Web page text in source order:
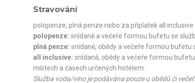
Stravování
polopenze, plná penze nebo za příplatek all inclusive
polopenze: snídaně a večeře formou bufetu se
plná penze: snídaně, obědy a večeře formou bufetu
all inclusive: snídaně, obědy a večeře formou
místech a časech určených hotelem.
Služba voda/víno je podávána pouze u obědů či